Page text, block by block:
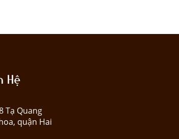
Hệ
Tạ Quang
quận Hai